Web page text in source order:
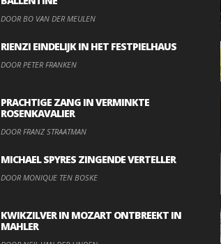
DOOR BO VAN DER MEULEN
RIENZI EINDELIJK IN HET FESTPIELHAUS
DOOR PETER FRANKEN
PRACHTIGE ZANG IN VERMINKTE
ROSENKAVALIER
DOOR FRANZ STRAATMAN
MICHAEL SPYRES ZINGENDE VERTELLER
DOOR MONIQUE TEN BOSKE
KWIKZILVER IN MOZART ONTBREEKT IN
MAHLER